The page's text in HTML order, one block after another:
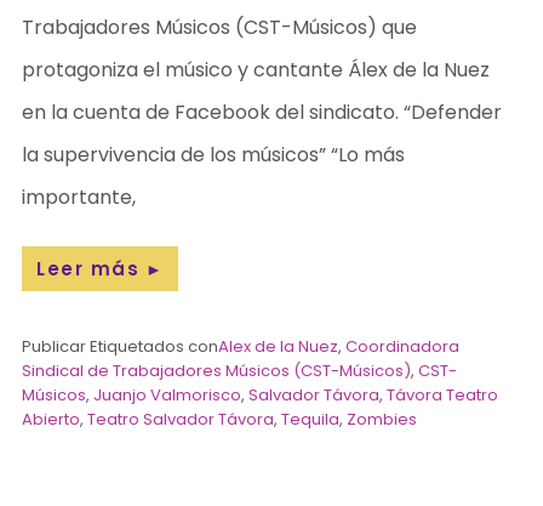
Trabajadores Músicos (CST-Músicos) que
protagoniza el músico y cantante Álex de la Nuez
en la cuenta de Facebook del sindicato. “Defender
la supervivencia de los músicos” “Lo más
importante,
Leer más ►
Publicar Etiquetados conAlex de la Nuez,Coordinadora
Sindical de Trabajadores Músicos (CST-Músicos),CST-
Músicos, Juanjo Valmorisco,Salvador Távora,Távora Teatro
Abierto,Teatro Salvador Távora,Tequila, Zombies